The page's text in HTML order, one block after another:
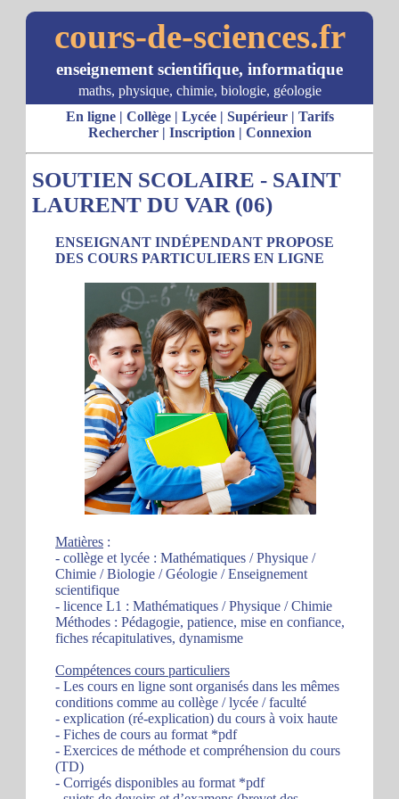
cours-de-sciences.fr
enseignement scientifique, informatique
maths, physique, chimie, biologie, géologie
En ligne| Collège| Lycée| Supérieur| Tarifs
Rechercher| Inscription | Connexion
SOUTIEN SCOLAIRE - SAINT
LAURENT DU VAR (06)
ENSEIGNANT INDÉPENDANT PROPOSE
DES COURS PARTICULIERS EN LIGNE
Matières :
- collège et lycée : Mathématiques / Physique /
Chimie / Biologie / Géologie / Enseignement
scientifique
- licence L1 : Mathématiques / Physique / Chimie
Méthodes : Pédagogie, patience, mise en confiance,
fiches récapitulatives, dynamisme
Compétences cours particuliers
- Les cours en ligne sont organisés dans les mêmes
conditions comme au collège / lycée / faculté
- explication (ré-explication) du cours à voix haute
- Fiches de cours au format *pdf
- Exercices de méthode et compréhension du cours
(TD)
- Corrigés disponibles au format *pdf